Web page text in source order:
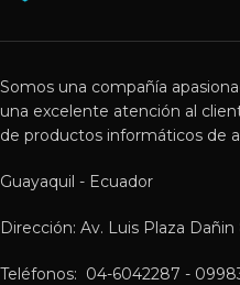
Somos una compañía
una excelente atención al
de productos informáticos de
Guayaquil - Ecuador
Dirección: Av. Luis Plaza
Teléfonos: 04-6042287 -